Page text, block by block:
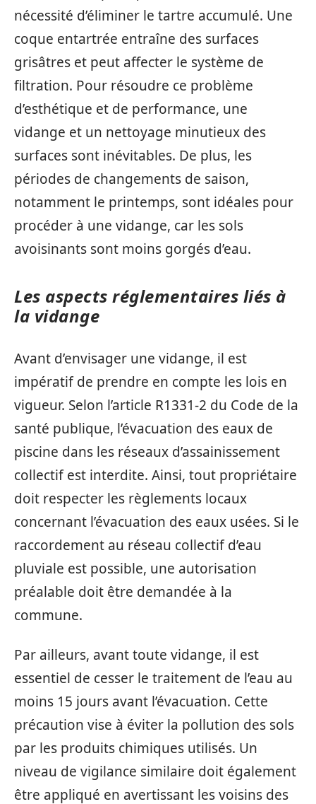
nécessité d’éliminer le tartre accumulé. Une
coque entartrée entraîne des surfaces
grisâtres et peut affecter le système de
filtration. Pour résoudre ce problème
d’esthétique et de performance, une
vidange et un nettoyage minutieux des
surfaces sont inévitables. De plus, les
périodes de changements de saison,
notamment le printemps, sont idéales pour
procéder à une vidange, car les sols
avoisinants sont moins gorgés d’eau.
Les aspects réglementaires liés à
la vidange
Avant d’envisager une vidange, il est
impératif de prendre en compte les lois en
vigueur. Selon l’article R1331-2 du Code de la
santé publique, l’évacuation des eaux de
piscine dans les réseaux d’assainissement
collectif est interdite. Ainsi, tout propriétaire
doit respecter les règlements locaux
concernant l’évacuation des eaux usées. Si le
raccordement au réseau collectif d’eau
pluviale est possible, une autorisation
préalable doit être demandée à la
commune.
Par ailleurs, avant toute vidange, il est
essentiel de cesser le traitement de l’eau au
moins 15 jours avant l’évacuation. Cette
précaution vise à éviter la pollution des sols
par les produits chimiques utilisés. Un
niveau de vigilance similaire doit également
être appliqué en avertissant les voisins des